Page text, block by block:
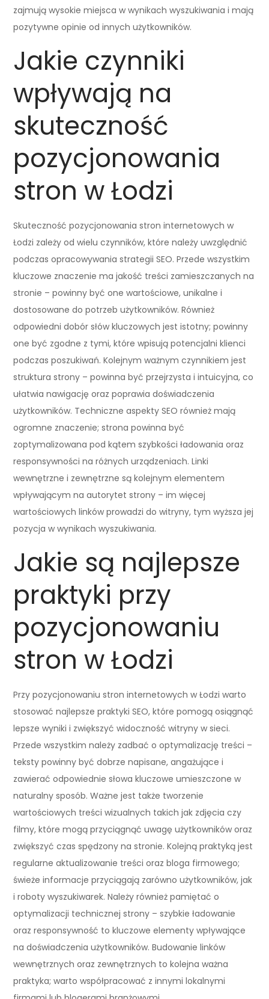
zajmują wysokie miejsca w wynikach wyszukiwania i mają
pozytywne opinie od innych użytkowników.
Jakie czynniki
wpływają na
skuteczność
pozycjonowania
stron w Łodzi
Skuteczność pozycjonowania stron internetowych w
Łodzi zależy od wielu czynników, które należy uwzględnić
podczas opracowywania strategii SEO. Przede wszystkim
kluczowe znaczenie ma jakość treści zamieszczanych na
stronie – powinny być one wartościowe, unikalne i
dostosowane do potrzeb użytkowników. Również
odpowiedni dobór słów kluczowych jest istotny; powinny
one być zgodne z tymi, które wpisują potencjalni klienci
podczas poszukiwań. Kolejnym ważnym czynnikiem jest
struktura strony – powinna być przejrzysta i intuicyjna, co
ułatwia nawigację oraz poprawia doświadczenia
użytkowników. Techniczne aspekty SEO również mają
ogromne znaczenie; strona powinna być
zoptymalizowana pod kątem szybkości ładowania oraz
responsywności na różnych urządzeniach. Linki
wewnętrzne i zewnętrzne są kolejnym elementem
wpływającym na autorytet strony – im więcej
wartościowych linków prowadzi do witryny, tym wyższa jej
pozycja w wynikach wyszukiwania.
Jakie są najlepsze
praktyki przy
pozycjonowaniu
stron w Łodzi
Przy pozycjonowaniu stron internetowych w Łodzi warto
stosować najlepsze praktyki SEO, które pomogą osiągnąć
lepsze wyniki i zwiększyć widoczność witryny w sieci.
Przede wszystkim należy zadbać o optymalizację treści –
teksty powinny być dobrze napisane, angażujące i
zawierać odpowiednie słowa kluczowe umieszczone w
naturalny sposób. Ważne jest także tworzenie
wartościowych treści wizualnych takich jak zdjęcia czy
filmy, które mogą przyciągnąć uwagę użytkowników oraz
zwiększyć czas spędzony na stronie. Kolejną praktyką jest
regularne aktualizowanie treści oraz bloga firmowego;
świeże informacje przyciągają zarówno użytkowników, jak
i roboty wyszukiwarek. Należy również pamiętać o
optymalizacji technicznej strony – szybkie ładowanie
oraz responsywność to kluczowe elementy wpływające
na doświadczenia użytkowników. Budowanie linków
wewnętrznych oraz zewnętrznych to kolejna ważna
praktyka; warto współpracować z innymi lokalnymi